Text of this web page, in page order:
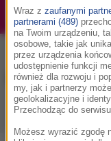
Muzyka w
Playlista
Wraz z zaufanymi
partnerami (489)
na Twoim urządzeniu,
osobowe, takie jak
przez urządzenia
udostępnienie funkcji
również dla rozwoju i
my, jak i partnerzy
geolokalizacyjne i
Przechodząc do
Możesz wyrazić zgodę